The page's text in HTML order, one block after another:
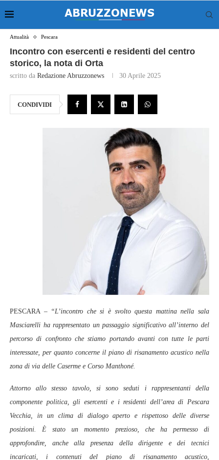
Attualità Pescara
Incontro con esercenti e residenti del centro
storico, la nota di Orta
scritto da Redazione Abruzzonews 30 Aprile 2025
CONDIVIDI
PESCARA – “L’incontro che si è svolto questa mattina nella sala
Masciarelli ha rappresentato un passaggio significativo all’interno del
percorso di confronto che stiamo portando avanti con tutte le parti
interessate, per quanto concerne il piano di risanamento acustico nella
zona di via delle Caserme e Corso Manthoné.
Attorno allo stesso tavolo, si sono seduti i rappresentanti della
componente politica, gli esercenti e i residenti dell’area di Pescara
Vecchia, in un clima di dialogo aperto e rispettoso delle diverse
posizioni. È stato un momento prezioso, che ha permesso di
approfondire, anche alla presenza della dirigente e dei tecnici
incaricati, i contenuti del piano di risanamento acustico,